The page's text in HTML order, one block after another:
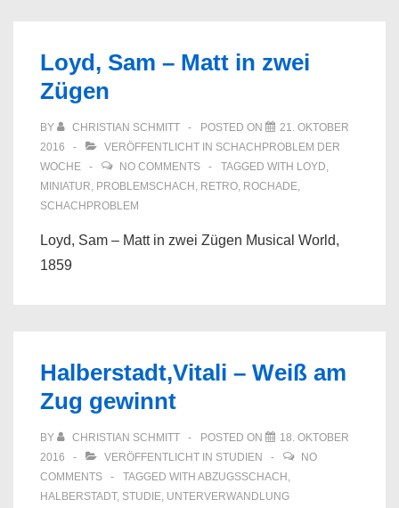
Loyd, Sam – Matt in zwei
Zügen
BY CHRISTIAN SCHMITT POSTED ON
21. OKTOBER
2016
VERÖFFENTLICHT IN SCHACHPROBLEM DER
WOCHE
NO COMMENTS TAGGED WITH LOYD,
MINIATUR, PROBLEMSCHACH , RETRO, ROCHADE,
SCHACHPROBLEM
Loyd, Sam – Matt in zwei Zügen Musical World,
1859
Halberstadt,Vitali – Weiß am
Zug gewinnt
BY CHRISTIAN SCHMITT POSTED ON
18. OKTOBER
2016
VERÖFFENTLICHT IN STUDIEN
NO
COMMENTS
TAGGED WITH ABZUGSSCHACH ,
HALBERSTADT, STUDIE, UNTERVERWANDLUNG